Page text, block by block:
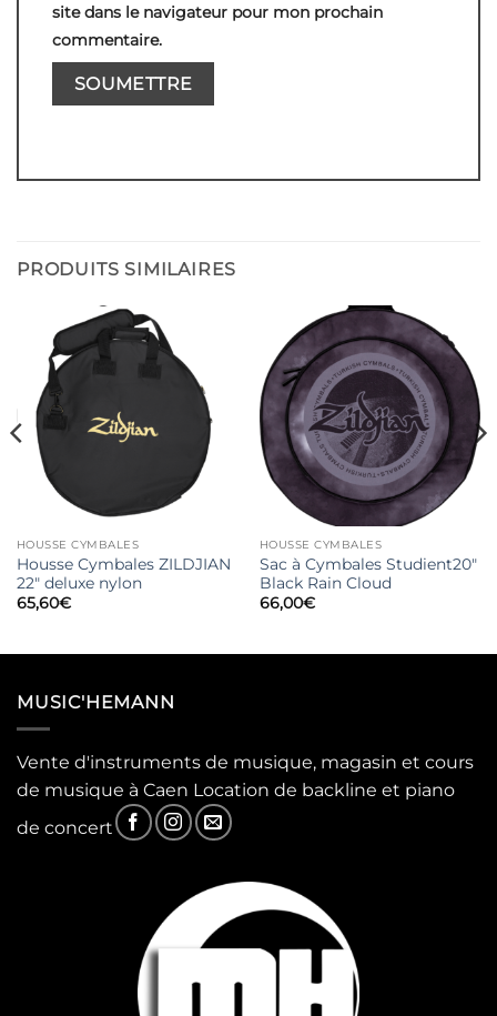
site dans le navigateur pour mon prochain
commentaire.
PRODUITS SIMILAIRES
HOUSSE CYMBALES
Housse Cymbales ZILDJIAN
22″ deluxe nylon
65,60€
HOUSSE CYMBALES
Sac à Cymbales Studient20″
Black Rain Cloud
66,00€
MUSIC'HEMANN
Vente d'instruments de musique, magasin et cours
de musique à Caen Location de backline et piano
de concert